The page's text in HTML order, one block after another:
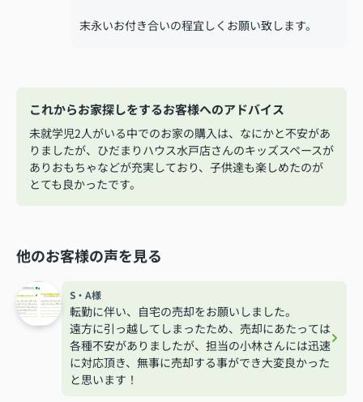
末永いお付き合いの程宜しくお願い致します。
これからお家探しをするお客様へのアドバイス
未就学児2人がいる中でのお家の購入は、なにかと不安があ
りましたが、ひだまりハウス水戸店さんのキッズスペースが
ありおもちゃなどが充実しており、子供達も楽しめたのが
とても良かったです。
他のお客様の声を見る
S・A様
転勤に伴い、自宅の売却をお願いしました。
遠方に引っ越してしまったため、売却にあたっては
各種不安がありましたが、担当の小林さんには迅速
に対応頂き、無事に売却する事ができ大変良かった
と思います！